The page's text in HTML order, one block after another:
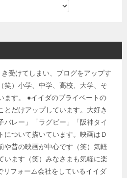
受けてしまい、ブログをアップす
笑）小学、中学、高校、大学、そ
ます。 ●イイダのプライベートの
とだけアップしています。大好き
バレー」「ラグビー」「阪神タイ
について描いています。映画はＤ
や昔の映画が中心です（笑）気軽
います（笑）みなさまも気軽に楽
リフォーム会社をしているイイダ